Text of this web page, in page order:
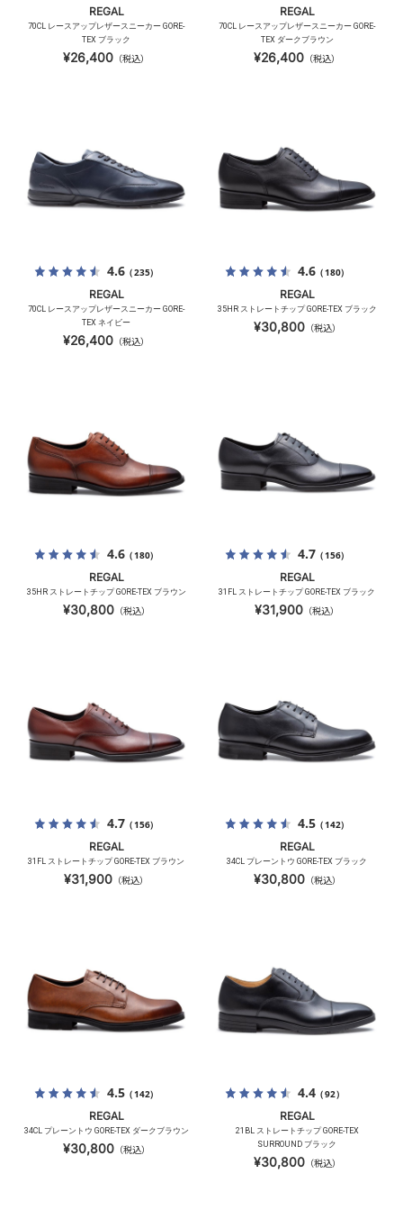
REGAL
70CL レースアップレザースニーカー GORE-
TEX ブラック
¥26,400 （税込）
REGAL
70CL レースアップレザースニーカー GORE-
TEX ダークブラウン
¥26,400 （税込）
4.6（235）
REGAL
70CL レースアップレザースニーカー GORE-
TEX ネイビー
¥26,400 （税込）
4.6（180）
REGAL
35HR ストレートチップ GORE-TEX ブラック
¥30,800（税込）
4.6（180）
REGAL
35HR ストレートチップ GORE-TEX ブラウン
¥30,800（税込）
4.7（156）
REGAL
31FL ストレートチップ GORE-TEX ブラック
¥31,900 （税込）
4.7（156）
REGAL
31FL ストレートチップ GORE-TEX ブラウン
¥31,900 （税込）
4.5（142）
REGAL
34CL プレーントウ GORE-TEX ブラック
¥30,800（税込）
4.5（142）
REGAL
34CL プレーントウ GORE-TEX ダークブラウン
¥30,800（税込）
4.4（92）
REGAL
21BL ストレートチップ GORE-TEX
SURROUND ブラック
¥30,800（税込）